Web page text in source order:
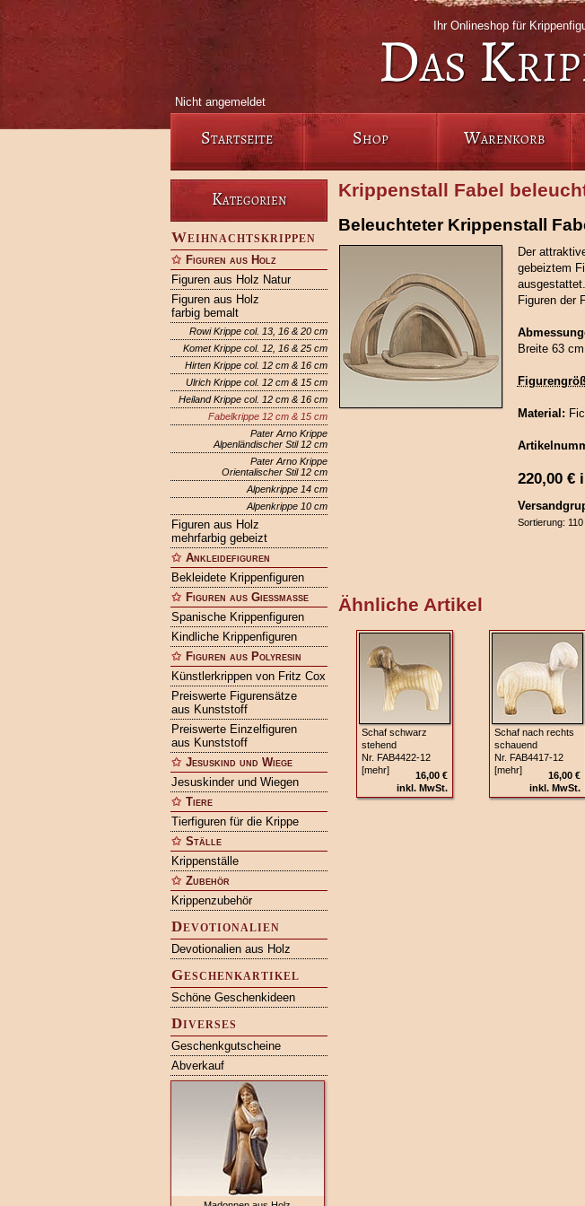
Ihr Onlineshop für
Das
Nicht angemeldet
Startseite Shop Warenkorb
Kategorien
Weihnachtskrippen
Figuren aus Holz
Figuren aus Holz Natur
Figuren aus Holz
farbig bemalt
Rowi Krippe col. 13, 16 & 20 cm
Komet Krippe col. 12, 16 & 25 cm
Hirten Krippe col. 12 cm & 16 cm
Ulrich Krippe col. 12 cm & 15 cm
Heiland Krippe col. 12 cm & 16 cm
Fabelkrippe 12 cm & 15 cm
Pater Arno Krippe
Alpenländischer Stil 12 cm
Pater Arno Krippe
Orientalischer Stil 12 cm
Alpenkrippe 14 cm
Alpenkrippe 10 cm
Figuren aus Holz
mehrfarbig gebeizt
Ankleidefiguren
Bekleidete Krippenfiguren
Figuren aus Gießmasse
Spanische Krippenfiguren
Kindliche Krippenfiguren
Figuren aus Polyresin
Künstlerkrippen von Fritz Cox
Preiswerte Figurensätze
aus Kunststoff
Preiswerte Einzelfiguren
aus Kunststoff
Jesuskind und Wiege
Jesuskinder und Wiegen
Tiere
Tierfiguren für die Krippe
Ställe
Krippenställe
Zubehör
Krippenzubehör
Devotionalien
Devotionalien aus Holz
Geschenkartikel
Schöne Geschenkideen
Diverses
Geschenkgutscheine
Abverkauf
Krippenstall Fabel
Beleuchteter Krippenstall
Der
gebeiztem
Figuren der
Breite 63
Material:
220,00 €
Sortierung: 110
Ähnliche Artikel
Schaf schwarz
stehend
Nr. FAB4422-12
[mehr]
16,00 €
inkl. MwSt.
Schaf nach rechts
schauend
Nr. FAB4417-12
[mehr]
16,00 €
inkl. MwSt.